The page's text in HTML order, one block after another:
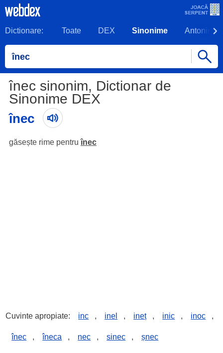
Dictionare: Toate DEX Sinonime Antonime
înec sinonim, Dictionar de
Sinonime DEX
înec
găsește rime pentruînec
Cuvinte apropiate: inc , inel , ineț , inic , inoc ,
înec , îneca , nec , sinec , șnec